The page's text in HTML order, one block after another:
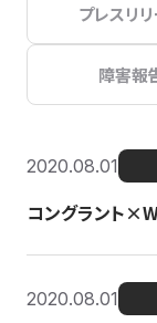
プレスリ
障害報
2020.08.01
コングラント
2020.08.01